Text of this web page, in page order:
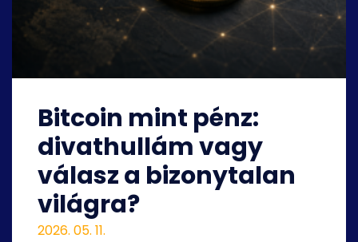
Bitcoin mint pénz:
divathullám vagy
válasz a bizonytalan
világra?
2026. 05. 11.